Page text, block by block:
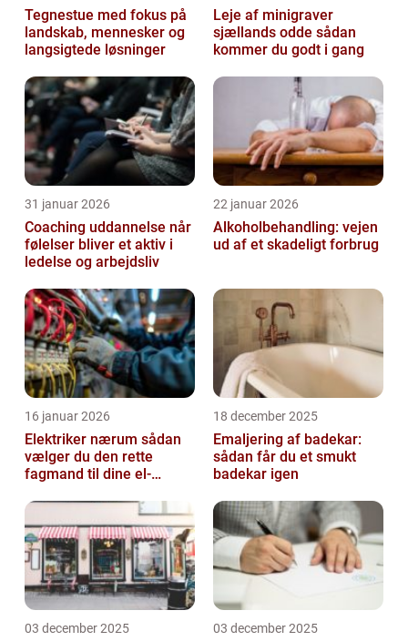
Tegnestue med fokus på
landskab, mennesker og
langsigtede løsninger
Leje af minigraver
sjællands odde sådan
kommer du godt i gang
31 januar 2026
Coaching uddannelse når
følelser bliver et aktiv i
ledelse og arbejdsliv
22 januar 2026
Alkoholbehandling: vejen
ud af et skadeligt forbrug
16 januar 2026
Elektriker nærum sådan
vælger du den rette
fagmand til dine el-
18 december 2025
Emaljering af badekar:
sådan får du et smukt
badekar igen
03 december 2025 03 december 2025